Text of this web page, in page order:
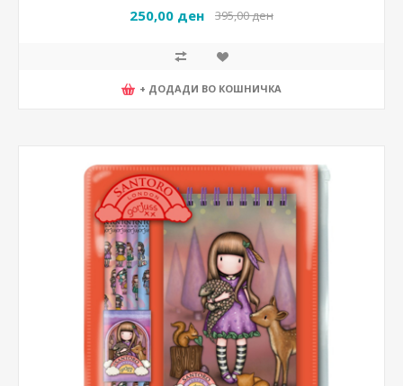
250,00 ден 395,00 ден
+ ДОДАДИ ВО КОШНИЧКА